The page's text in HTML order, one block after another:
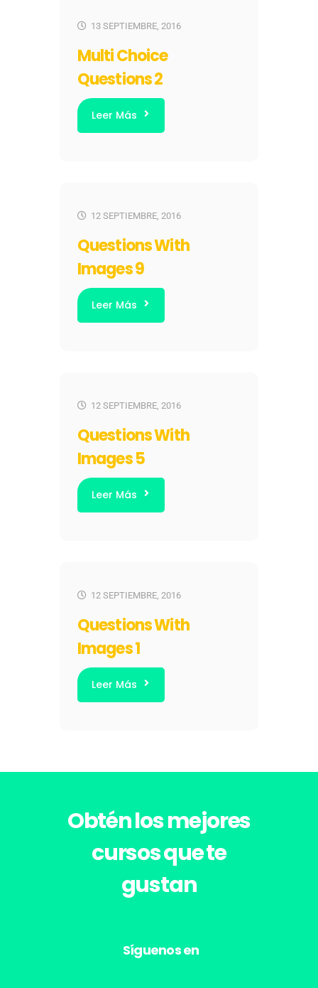
13 SEPTIEMBRE, 2016
Multi Choice
Questions 2
Leer Más
12 SEPTIEMBRE, 2016
Questions With
Images 9
Leer Más
12 SEPTIEMBRE, 2016
Questions With
Images 5
Leer Más
12 SEPTIEMBRE, 2016
Questions With
Images 1
Leer Más
Obtén losmejores
cursosque te
gustan
Síguenos en